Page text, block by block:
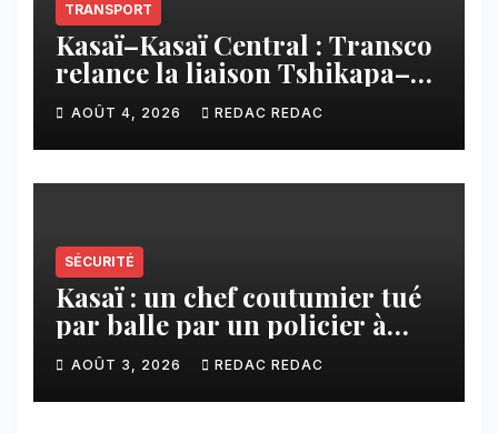
TRANSPORT
Kasaï–Kasaï Central : Transco
relance la liaison Tshikapa–
Tshiamu pour faciliter les
échanges
AOÛT 4, 2026 REDAC REDAC
SÉCURITÉ
Kasaï : un chef coutumier tué
par balle par un policier à
Kamuesha, la tension monte
AOÛT 3, 2026 REDAC REDAC